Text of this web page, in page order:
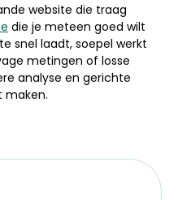
website die traag
die je meteen goed wilt
snel laadt, soepel werkt
metingen of losse
analyse en gerichte
maken.